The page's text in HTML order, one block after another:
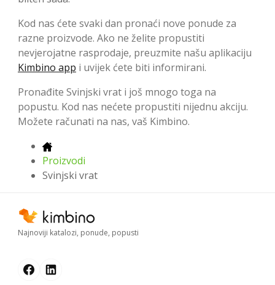
Kod nas ćete svaki dan pronaći nove ponude za
razne proizvode. Ako ne želite propustiti
nevjerojatne rasprodaje, preuzmite našu aplikaciju
Kimbino app i uvijek ćete biti informirani.
Pronađite Svinjski vrat i još mnogo toga na
popustu. Kod nas nećete propustiti nijednu akciju.
Možete računati na nas, vaš Kimbino.
Proizvodi
Svinjski vrat
Najnoviji katalozi, ponude, popusti